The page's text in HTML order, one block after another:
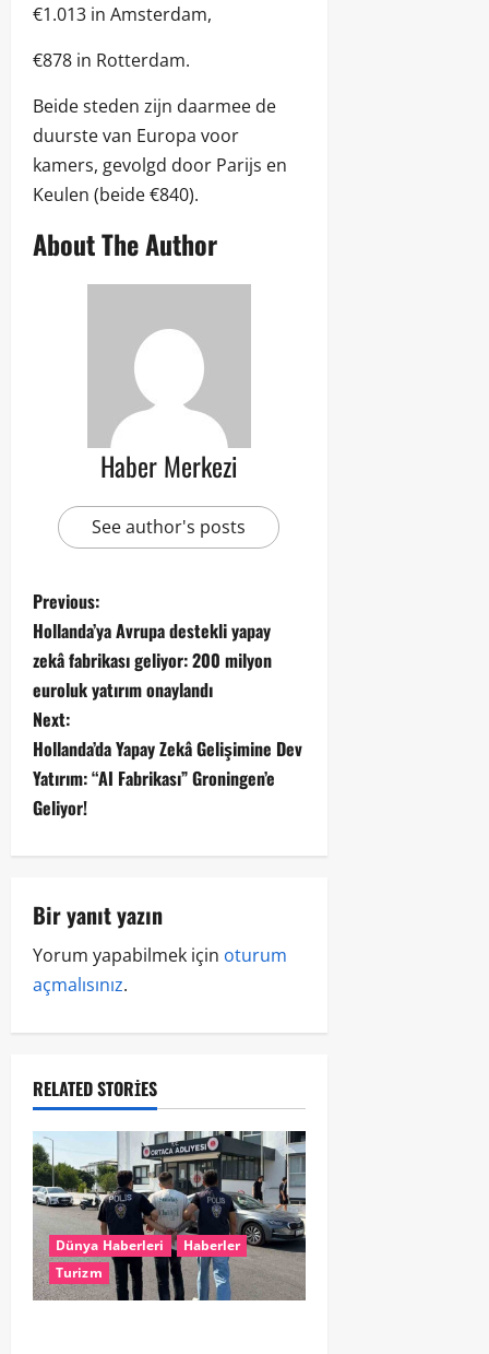
€1.013 in Amsterdam,
€878 in Rotterdam.
Beide steden zijn daarmee de
duurste van Europa voor
kamers, gevolgd door Parijs en
Keulen (beide €840).
About The Author
Haber Merkezi
See author's posts
Previous:
Hollanda’ya Avrupa destekli yapay
zekâ fabrikası geliyor: 200 milyon
euroluk yatırım onaylandı
Next:
Hollanda’da Yapay Zekâ Gelişimine Dev
Yatırım: “AI Fabrikası” Groningen’e
Geliyor!
Bir yanıt yazın
Yorum yapabilmek için oturum
açmalısınız.
RELATED STORIES
Dünya Haberleri
Haberler
Turizm